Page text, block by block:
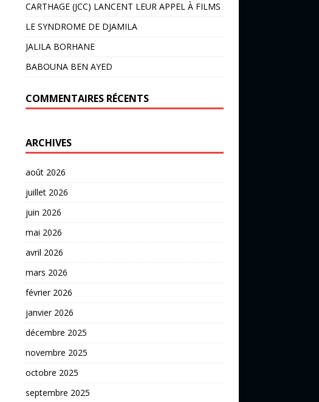
CARTHAGE (JCC) LANCENT LEUR APPEL À FILMS
LE SYNDROME DE DJAMILA
JALILA BORHANE
BABOUNA BEN AYED
COMMENTAIRES RÉCENTS
ARCHIVES
août 2026
juillet 2026
juin 2026
mai 2026
avril 2026
mars 2026
février 2026
janvier 2026
décembre 2025
novembre 2025
octobre 2025
septembre 2025